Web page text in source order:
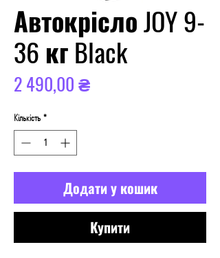
Автокрісло JOY 9-
36 кг Black
2 490,00 ₴Ціна
Кількість *
Додати у кошик
Купити